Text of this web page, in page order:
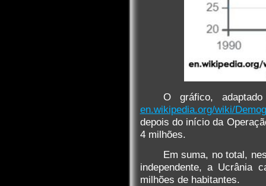
O gráfico,
en.wikipedia.org/wiki/
depois do início da
4 milhões.
Em suma, no total,
independente, a Ucrânia
milhões de habitantes.